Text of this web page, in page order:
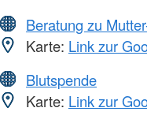
Beratung zu
Karte: Link zur
Blutspende
Karte: Link zur